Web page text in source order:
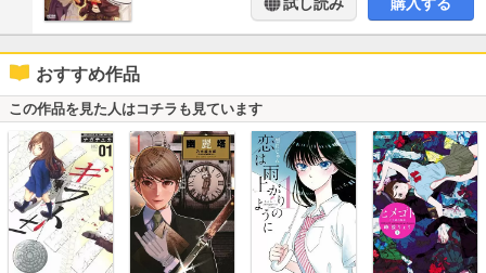
おすすめ作品
この作品を見た人はコチラも見ています